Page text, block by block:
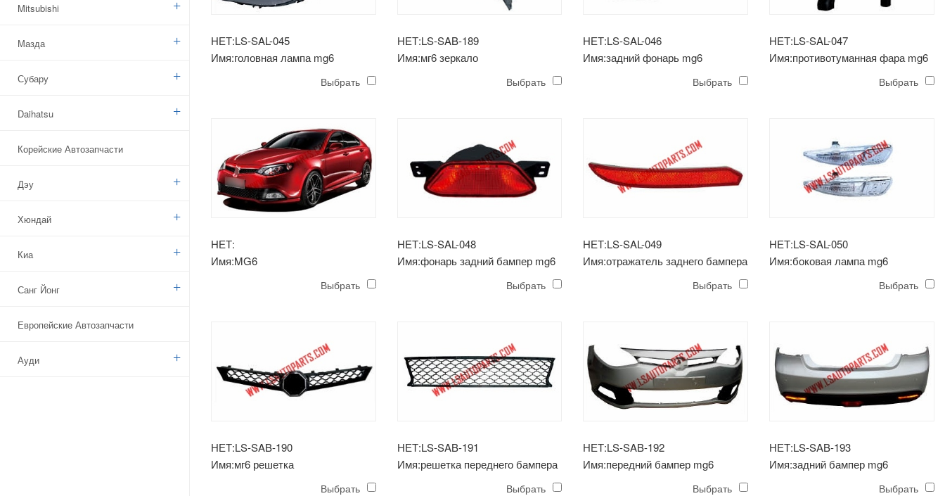
Mitsubishi
Мазда
Субару
Daihatsu
Корейские Автозапчасти
Дэу
Хюндай
Киа
Санг Йонг
Европейские Автозапчасти
Ауди
НЕТ:LS-SAL-045
Имя:головная лампа mg6
Выбрать
НЕТ:LS-SAB-189
Имя:мг6 зеркало
Выбрать
НЕТ:LS-SAL-046
Имя:задний фонарь mg6
Выбрать
НЕТ:LS-SAL-047
Имя:противотуманная фара mg6
Выбрать
НЕТ:
Имя:MG6
Выбрать
НЕТ:LS-SAL-048
Имя:фонарь задний бампер mg6
Выбрать
НЕТ:LS-SAL-049
Имя:отражатель заднего бампера
Выбрать
НЕТ:LS-SAL-050
Имя:боковая лампа mg6
Выбрать
НЕТ:LS-SAB-190
Имя:мг6 решетка
Выбрать
НЕТ:LS-SAB-191
Имя:решетка переднего бампера
Выбрать
НЕТ:LS-SAB-192
Имя:передний бампер mg6
Выбрать
НЕТ:LS-SAB-193
Имя:задний бампер mg6
Выбрать